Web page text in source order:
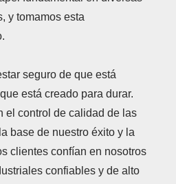
y tomamos esta
seguro de que está
está creado para durar.
el control de calidad de las
base de nuestro éxito y la
clientes confían en nosotros
confiables y de alto